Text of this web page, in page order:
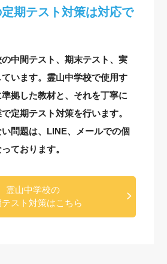
期テスト対策は対応で
中間テスト、期末テスト、実
います。霊山中学校で使用す
拠した教材と、それを丁寧に
定期テスト対策を行います。
問題は、LINE、メールでの個
ております。
霊山中学校の
テスト対策はこちら